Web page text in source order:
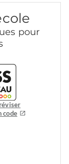
pour
code